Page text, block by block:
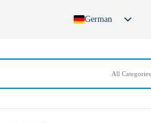
German
Spanish